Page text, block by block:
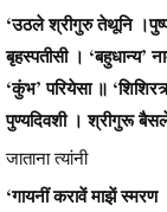
‘उठले श्रीगुरु तेथूनि
बृहस्पतीसी । ‘बहुधान्य’
‘कुंभ’ परियेसा ॥
पुण्यदिवशी । श्रीगुरू
जाताना त्यांनी
‘गायनीं करावें माझें